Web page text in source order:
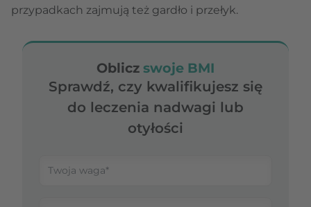
przypadkach zajmują też gardło i przełyk.
Oblicz swoje BMI
Sprawdź, czy kwalifikujesz się
do leczenia nadwagi lub
otyłości